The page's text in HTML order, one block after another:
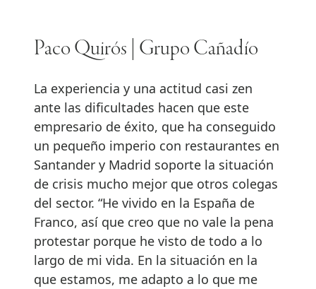
Paco Quirós | Grupo Cañadío
La experiencia y una actitud casi zen
ante las dificultades hacen que este
empresario de éxito, que ha conseguido
un pequeño imperio con restaurantes en
Santander y Madrid soporte la situación
de crisis mucho mejor que otros colegas
del sector. “He vivido en la España de
Franco, así que creo que no vale la pena
protestar porque he visto de todo a lo
largo de mi vida. En la situación en la
que estamos, me adapto a lo que me